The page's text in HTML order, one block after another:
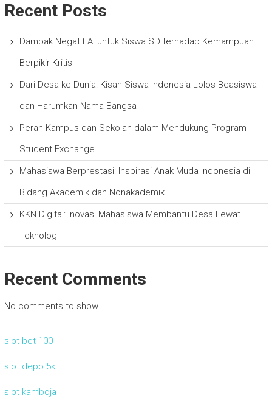
Recent Posts
Dampak Negatif AI untuk Siswa SD terhadap Kemampuan
Berpikir Kritis
Dari Desa ke Dunia: Kisah Siswa Indonesia Lolos Beasiswa
dan Harumkan Nama Bangsa
Peran Kampus dan Sekolah dalam Mendukung Program
Student Exchange
Mahasiswa Berprestasi: Inspirasi Anak Muda Indonesia di
Bidang Akademik dan Nonakademik
KKN Digital: Inovasi Mahasiswa Membantu Desa Lewat
Teknologi
Recent Comments
No comments to show.
slot bet 100
slot depo 5k
slot kamboja